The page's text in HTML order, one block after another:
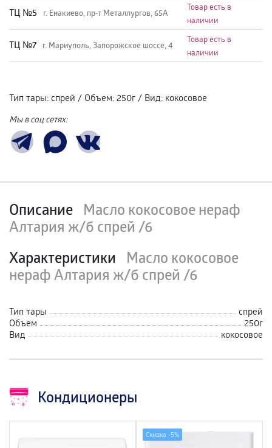
TЦ №5 г. Енакиево, пр-т Металлургов, 65А
Товар есть в
наличии
ТЦ №7 г. Мариуполь, Запорожское шоссе, 4
Товар есть в
наличии
Тип тары: спрей / Объем: 250г / Вид: кокосовое
Мы в соц сетях:
Описание Масло кокосовое нераф
Алтария ж/б спрей /6
Характеристики
Масло кокосовое
нераф Алтария ж/б спрей /6
Тип тары
спрей
Объем
250г
Вид
кокосовое
Кондиционеры
Скидка -5%